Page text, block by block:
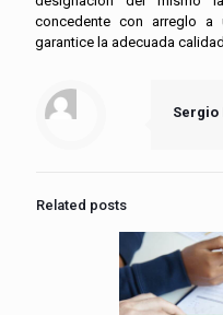
concedente con arreglo a
garantice la adecuada calidad.
Sergio
Related posts